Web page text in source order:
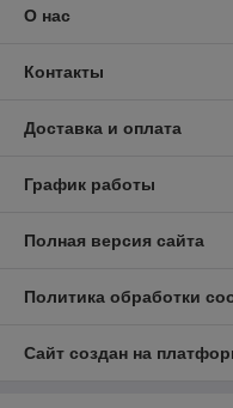
О нас
Контакты
Доставка и оплата
График работы
Полная версия сайта
Политика обработки
Сайт создан на